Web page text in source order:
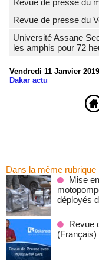
Revue de presse du
Revue de presse du
Université Assane
les amphis pour 72
Vendredi 11 Janvier 2019
Dakar actu
Dans la même rubrique
Mise
déployés
Revue
(Français)